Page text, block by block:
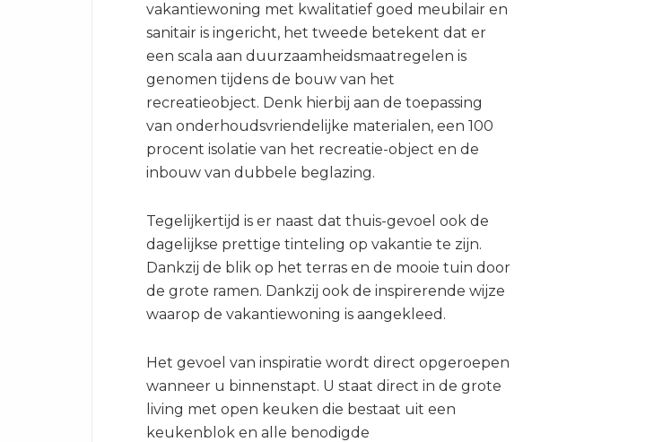
vakantiewoning met kwalitatief goed meubilair en
sanitair is ingericht, het tweede betekent dat er
een scala aan duurzaamheidsmaatregelen is
genomen tijdens de bouw van het
recreatieobject. Denk hierbij aan de toepassing
van onderhoudsvriendelijke materialen, een 100
procent isolatie van het recreatie-object en de
inbouw van dubbele beglazing.
Tegelijkertijd is er naast dat thuis-gevoel ook de
dagelijkse prettige tinteling op vakantie te zijn.
Dankzij de blik op het terras en de mooie tuin door
de grote ramen. Dankzij ook de inspirerende wijze
waarop de vakantiewoning is aangekleed.
Het gevoel van inspiratie wordt direct opgeroepen
wanneer u binnenstapt. U staat direct in de grote
living met open keuken die bestaat uit een
keukenblok en alle benodigde